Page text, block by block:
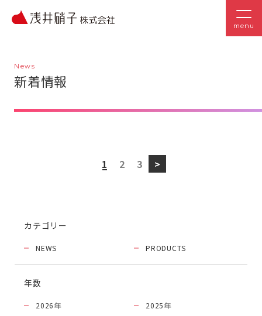
menu
News
新着情報
1 2 3 >
カテゴリー
NEWS PRODUCTS
年数
2026年 2025年